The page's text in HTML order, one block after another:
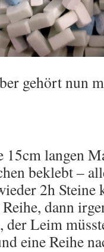
gehört nun
langen
beklebt –
2h Steine
dann
Leim
eine Reihe